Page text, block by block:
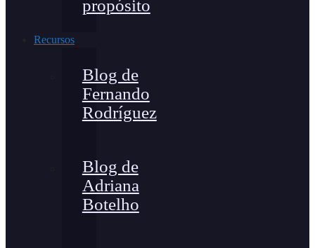
propósito
Recursos
Blog de
Fernando
Rodríguez
Blog de
Adriana
Botelho